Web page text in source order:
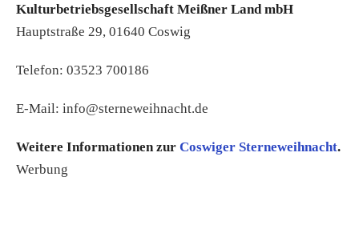
Kulturbetriebsgesellschaft Meißner Land mbH
Hauptstraße 29, 01640 Coswig
Telefon: 03523 700186
E-Mail: info@sterneweihnacht.de
Weitere Informationen zur Coswiger Sterneweihnacht.
Werbung